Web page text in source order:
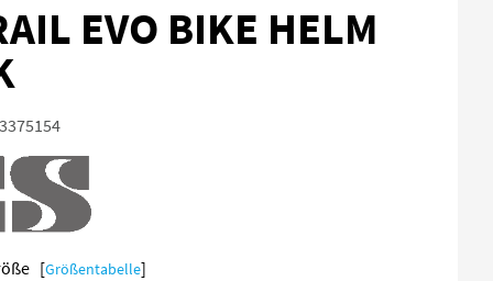
EVO BIKE HELM
Größe [Größentabelle]